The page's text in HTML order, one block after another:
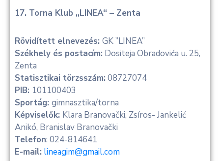
17. Torna Klub „LINEA“ – Zenta
Rövidített elnevezés: GK ”LINEA”
Székhely és postacím: Dositeja Obradovića u. 25,
Zenta
Statisztikai törzsszám: 08727074
PIB: 101100403
Sportág: gimnasztika/torna
Képviselők: Klara Branovački, Zsíros- Jankelić
Anikó, Branislav Branovački
Telefon: 024-814641
E-mail: lineagim@gmail.com